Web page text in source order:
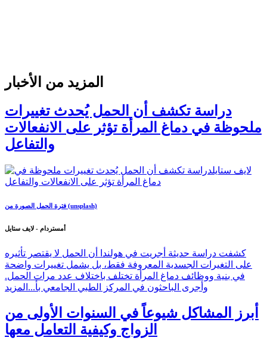
المزيد من الأخبار
دراسة تكشف أن الحمل يُحدث تغييرات
ملحوظة في دماغ المرأة تؤثر على الانفعالات
والتفاعل
فترة الحمل الصورة من (unsplash)
أمستردام - لايف ستايل
كشفت دراسة حديثة أجريت في هولندا أن الحمل لا يقتصر تأثيره
على التغيرات الجسدية المعروفة فقط، بل يشمل تغييرات واضحة
في بنية ووظائف دماغ المرأة تختلف باختلاف عدد مرات الحمل.
وأجرى الباحثون في المركز الطبي الجامعي بأ... المزيد
أبرز المشاكل شيوعاً في السنوات الأولى من
الزواج وكيفية التعامل معها